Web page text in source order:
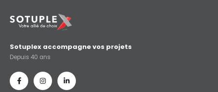
Sotuplex accompagne vos projets
Depuis 40 ans